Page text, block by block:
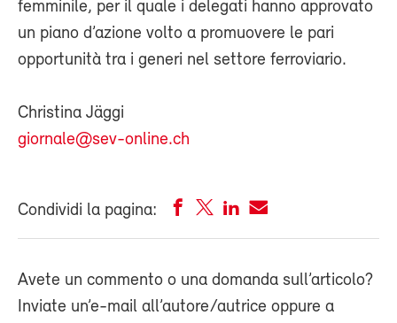
femminile, per il quale i delegati hanno approvato
un piano d’azione volto a promuovere le pari
opportunità tra i generi nel settore ferroviario.
Christina Jäggi
giornale@sev-online.ch
Condividi la pagina:
Avete un commento o una domanda sull’articolo?
Inviate un’e-mail all’autore/autrice oppure a